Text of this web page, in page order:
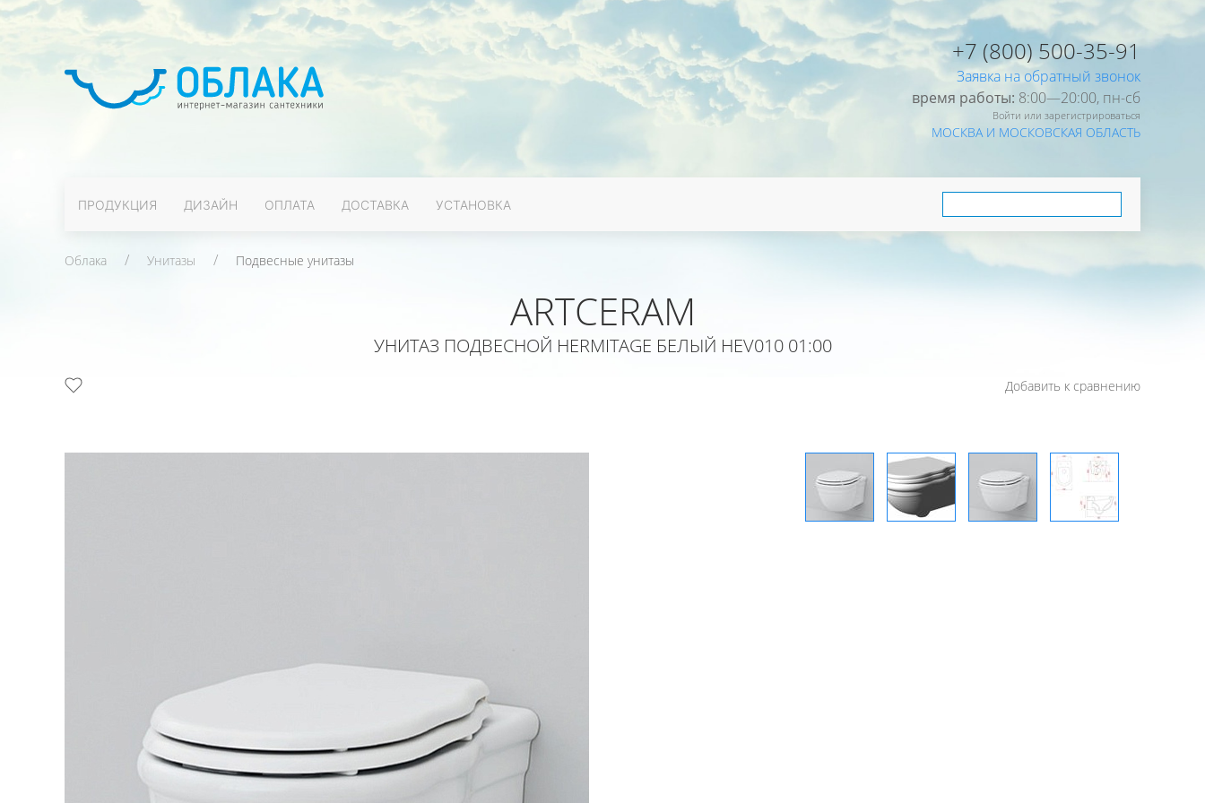
+7 (800) 500-35-91
Заявка на обратный звонок
время работы: 8:00—20:00, пн-cб
Войти или зарегистрироваться
МОСКВА И МОСКОВСКАЯ ОБЛАСТЬ
ПРОДУКЦИЯ ДИЗАЙН ОПЛАТА ДОСТАВКА УСТАНОВКА
Облака Унитазы Подвесные унитазы
ARTCERAM
УНИТАЗ ПОДВЕСНОЙ HERMITAGE БЕЛЫЙ HEV010 01:00
Добавить к сравнению